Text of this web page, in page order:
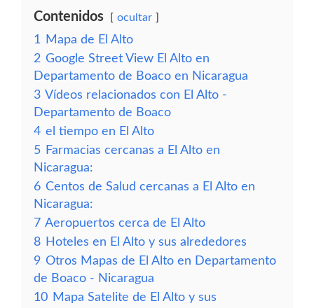
Contenidos ocultar
1
Mapa de El Alto
2 Google Street View El Alto en
Departamento de Boaco en Nicaragua
3 Vídeos relacionados con El Alto -
Departamento de Boaco
4 el tiempo en El Alto
5 Farmacias cercanas a El Alto en
Nicaragua:
6 Centos de Salud cercanas a El Alto en
Nicaragua:
7 Aeropuertos cerca de El Alto
8 Hoteles en El Alto y sus alrededores
9 Otros Mapas de El Alto en Departamento
de Boaco - Nicaragua
10 Mapa Satelite de El Alto y sus